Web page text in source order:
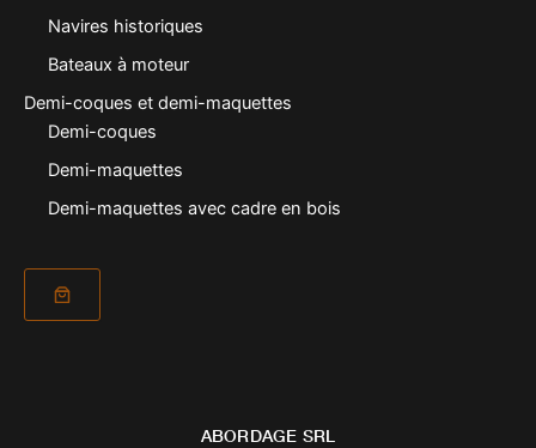
Navires historiques
Bateaux à moteur
Demi-coques et demi-maquettes
Demi-coques
Demi-maquettes
Demi-maquettes avec cadre en bois
ABORDAGE SRL